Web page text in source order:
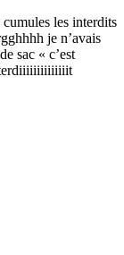
les interdits
je n’avais
sac « c’est